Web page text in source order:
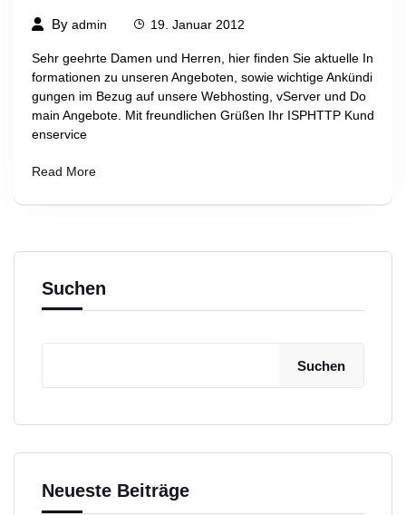
By admin 19. Januar 2012
Sehr geehrte Damen und Herren, hier finden Sie aktuelle In
formationen zu unseren Angeboten, sowie wichtige Ankündi
gungen im Bezug auf unsere Webhosting, vServer und Do
main Angebote. Mit freundlichen Grüßen Ihr ISPHTTP Kund
enservice
Read More
Suchen
Suchen
Neueste Beiträge